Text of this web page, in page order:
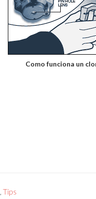
Como funciona un
, Tips